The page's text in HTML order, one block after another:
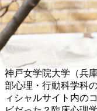
神戸女学院大学（兵
部心理・行動科学科
ィシャルサイト内の